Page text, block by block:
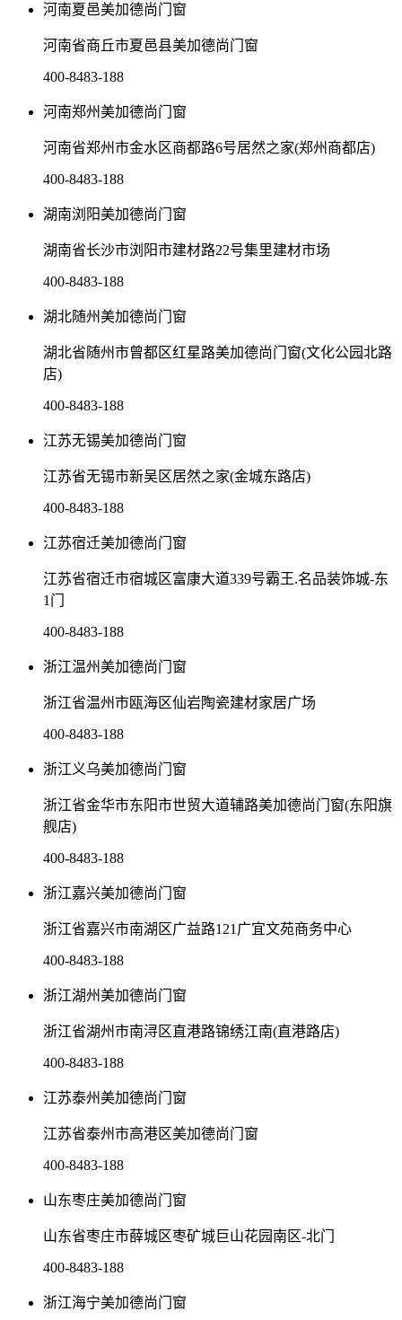
河南夏邑美加德尚门窗
河南省商丘市夏邑县美加德尚门窗
400-8483-188
河南郑州美加德尚门窗
河南省郑州市金水区商都路6号居然之家(郑州商都店)
400-8483-188
湖南浏阳美加德尚门窗
湖南省长沙市浏阳市建材路22号集里建材市场
400-8483-188
湖北随州美加德尚门窗
湖北省随州市曾都区红星路美加德尚门窗(文化公园北路
店)
400-8483-188
江苏无锡美加德尚门窗
江苏省无锡市新吴区居然之家(金城东路店)
400-8483-188
江苏宿迁美加德尚门窗
江苏省宿迁市宿城区富康大道339号霸王.名品装饰城-东
1门
400-8483-188
浙江温州美加德尚门窗
浙江省温州市瓯海区仙岩陶瓷建材家居广场
400-8483-188
浙江义乌美加德尚门窗
浙江省金华市东阳市世贸大道辅路美加德尚门窗(东阳旗
舰店)
400-8483-188
浙江嘉兴美加德尚门窗
浙江省嘉兴市南湖区广益路121广宜文苑商务中心
400-8483-188
浙江湖州美加德尚门窗
浙江省湖州市南浔区直港路锦绣江南(直港路店)
400-8483-188
江苏泰州美加德尚门窗
江苏省泰州市高港区美加德尚门窗
400-8483-188
山东枣庄美加德尚门窗
山东省枣庄市薛城区枣矿城巨山花园南区-北门
400-8483-188
浙江海宁美加德尚门窗